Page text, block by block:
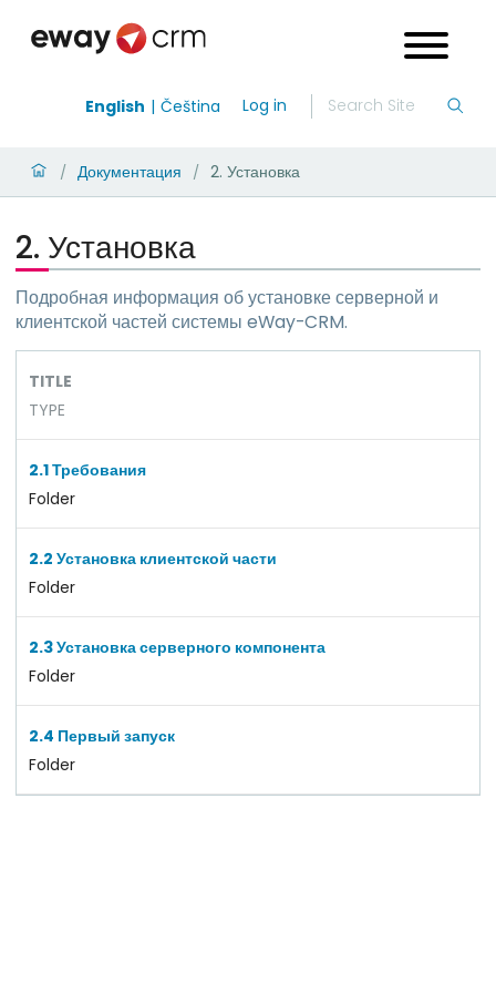
English Čeština Log in
/ Документация / 2. Установка
2. Установка
Подробная информация об установке серверной и
клиентской частей системы eWay-CRM.
TITLE
TYPE
2.1 Требования
Folder
2.2 Установка клиентской части
Folder
2.3 Установка серверного компонента
Folder
2.4 Первый запуск
Folder